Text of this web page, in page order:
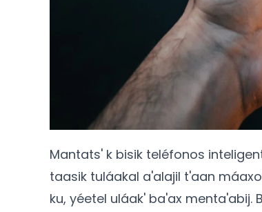
Mantats' k bisik teléfonos
taasik tuláakal a'alajil t'aan
ku, yéetel uláak' ba'ax menta'abij.